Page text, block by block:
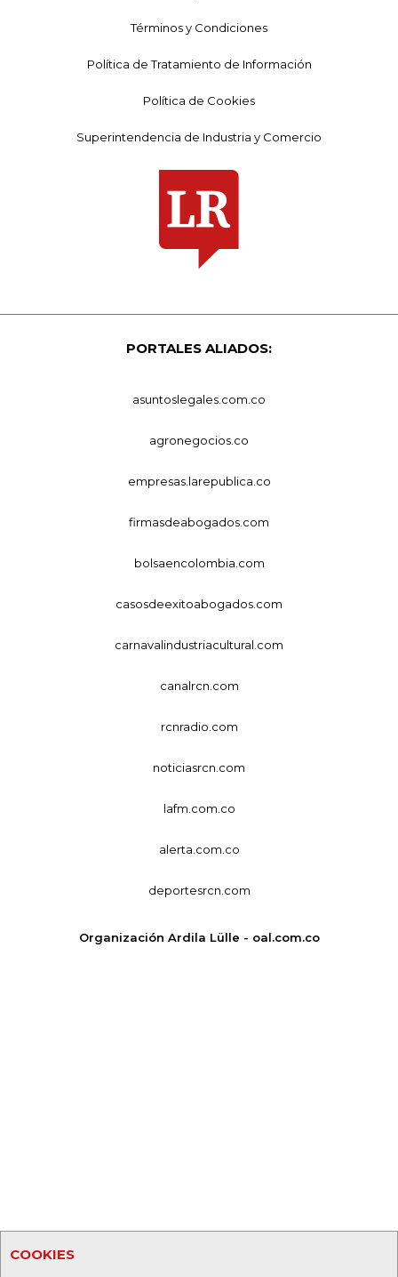
COOKIES
Términos y Condiciones
Política de Tratamiento de Información
Política de Cookies
Superintendencia de Industria y Comercio
PORTALES ALIADOS:
asuntoslegales.com.co
agronegocios.co
empresas.larepublica.co
firmasdeabogados.com
bolsaencolombia.com
casosdeexitoabogados.com
carnavalindustriacultural.com
canalrcn.com
rcnradio.com
noticiasrcn.com
lafm.com.co
alerta.com.co
deportesrcn.com
Organización Ardila Lülle - oal.com.co